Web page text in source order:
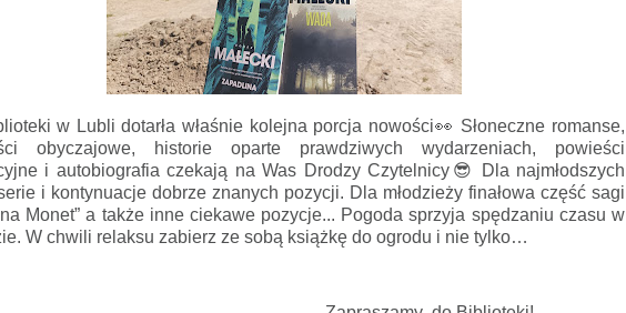
w Lubli dotarła właśnie kolejna porcja nowości👀 Słoneczne romanse,
obyczajowe, historie oparte prawdziwych wydarzeniach, powieści
i autobiografia czekają na Was Drodzy Czytelnicy😎
Dla najmłodszych
i kontynuacje dobrze znanych pozycji. Dla młodzieży finałowa część sagi
Monet” a także inne ciekawe pozycje... Pogoda sprzyja spędzaniu czasu w
W chwili relaksu zabierz ze sobą książkę do ogrodu i nie tylko…